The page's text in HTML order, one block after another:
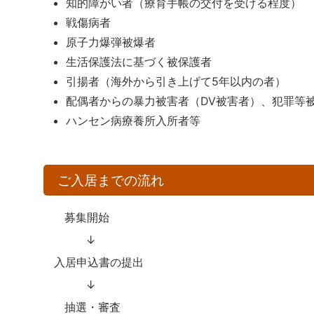
知的障がい者（療育手帳の交付を受ける程度）
戦傷病者
原子力爆弾被爆者
生活保護法に基づく被保護者
引揚者（海外から引き上げて5年以内の者）
配偶者からの暴力被害者（DV被害者）、犯罪等
ハンセン病療養所入所者等
ご入居までの流れ
募集開始
↓
入居申込書の提出
↓
抽選・審査